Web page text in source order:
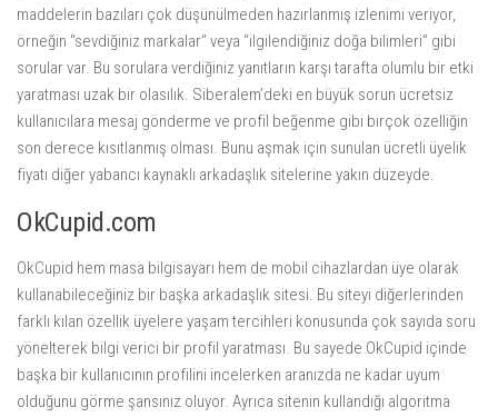
maddelerin bazıları çok düşünülmeden hazırlanmış izlenimi veriyor,
örneğin “sevdiğiniz markalar” veya “ilgilendiğiniz doğa bilimleri” gibi
sorular var. Bu sorulara verdiğiniz yanıtların karşı tarafta olumlu bir etki
yaratması uzak bir olasılık. Siberalem’deki en büyük sorun ücretsiz
kullanıcılara mesaj gönderme ve profil beğenme gibi birçok özelliğin
son derece kısıtlanmış olması. Bunu aşmak için sunulan ücretli üyelik
fiyatı diğer yabancı kaynaklı arkadaşlık sitelerine yakın düzeyde.
OkCupid.com
OkCupid hem masa bilgisayarı hem de mobil cihazlardan üye olarak
kullanabileceğiniz bir başka arkadaşlık sitesi. Bu siteyi diğerlerinden
farklı kılan özellik üyelere yaşam tercihleri konusunda çok sayıda soru
yönelterek bilgi verici bir profil yaratması. Bu sayede OkCupid içinde
başka bir kullanıcının profilini incelerken aranızda ne kadar uyum
olduğunu görme şansınız oluyor. Ayrıca sitenin kullandığı algoritma